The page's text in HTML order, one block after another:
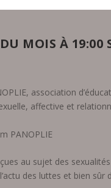
MOIS À 19:00
association
affective et
PANOPLIE
au sujet des
des luttes et bien sûr